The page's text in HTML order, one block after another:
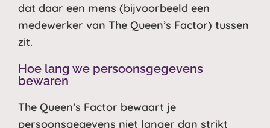
dat daar een mens (bijvoorbeeld een
medewerker van The Queen’s Factor) tussen
zit.
Hoe lang we persoonsgegevens
bewaren
The Queen’s Factor bewaart je
persoonsgegevens niet langer dan strikt